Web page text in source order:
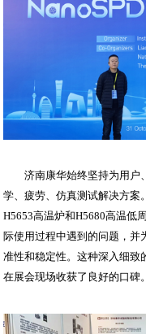
济南康华始终坚持为用户、
学、疲劳、仿真测试解决方案
H5653高温炉和H5680高温低
际使用过程中遇到的问题，并
准性和稳定性。这种深入细致
在展会现场收获了良好的口碑。